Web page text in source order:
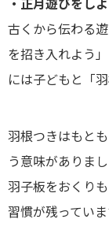
古くから伝わる
を招き入れよう
には子どもと「
羽根つきはもと
う意味がありま
羽子板をおくり
習慣が残っていま